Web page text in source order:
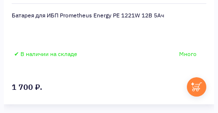
Батарея для ИБП Prometheus Energy PE 1221W 12В 5Ач
✔ В наличии на складе Много
1 700 ₽.